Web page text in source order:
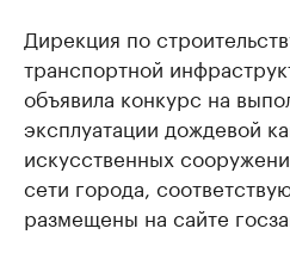
Дирекция по
транспортной
объявила конкурс на
эксплуатации дождевой
искусственных
сети города,
размещены на сайте